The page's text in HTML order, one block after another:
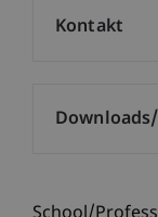
Kontakt